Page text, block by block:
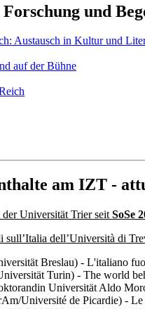
und
Austausch in Kultur und
auf der Bühne
am IZT -
Universität Trier seit SoSe
dell’Università di
Breslau) - L'italiano
Turin) - The world
Universität Aldo
Université de Picardie) -